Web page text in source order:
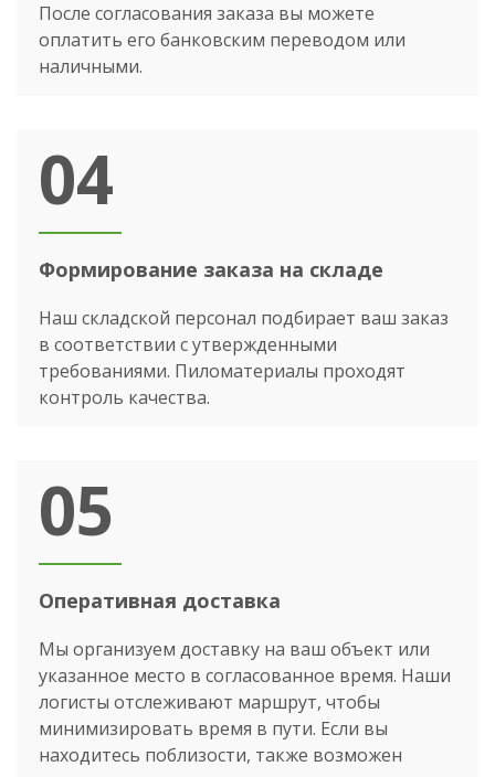
После согласования заказа вы можете
оплатить его банковским переводом или
наличными.
04
Формирование заказа на складе
Наш складской персонал подбирает ваш заказ
в соответствии с утвержденными
требованиями. Пиломатериалы проходят
контроль качества.
05
Оперативная доставка
Мы организуем доставку на ваш объект или
указанное место в согласованное время. Наши
логисты отслеживают маршрут, чтобы
минимизировать время в пути. Если вы
находитесь поблизости, также возможен